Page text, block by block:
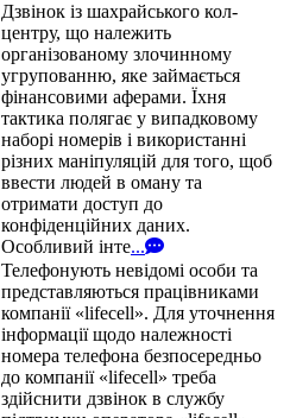
Дзвінок із шахрайського кол-
центру, що належить
організованому злочинному
угрупованню, яке займається
фінансовими аферами. Їхня
тактика полягає у випадковому
наборі номерів і використанні
різних маніпуляцій для того, щоб
ввести людей в оману та
отримати доступ до
конфіденційних даних.
Особливий інте...
Телефонують невідомі особи та
представляються працівниками
компанії «lifecell». Для уточнення
інформації щодо належності
номера телефона безпосередньо
до компанії «lifecell» треба
здійснити дзвінок в службу